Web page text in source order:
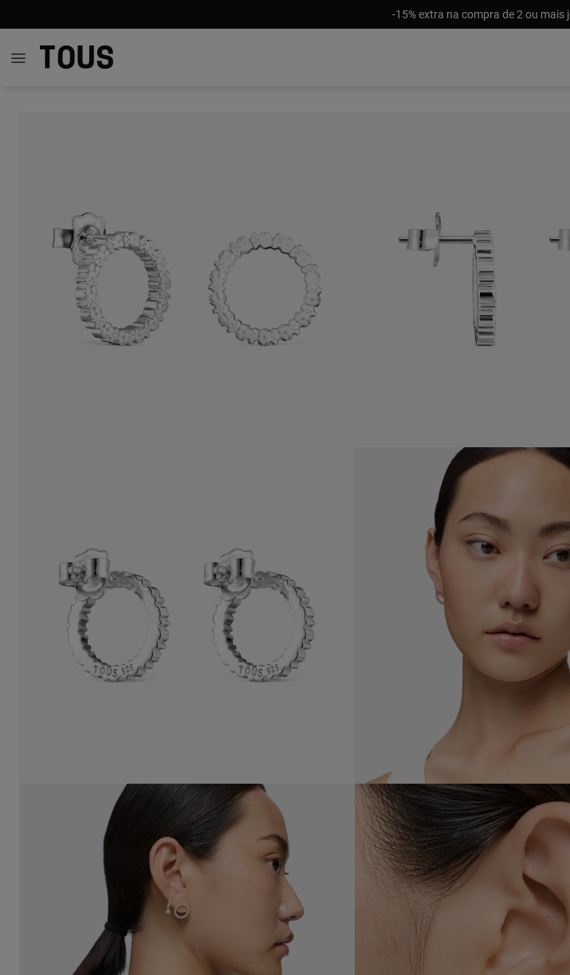
-15% extra na compra de 2 ou mais